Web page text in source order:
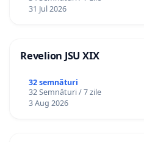
31 Jul 2026
Revelion JSU XIX
32 semnături
32 Semnături / 7 zile
3 Aug 2026